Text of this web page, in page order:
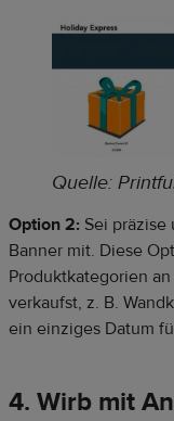
Quelle:
Option 2: Sei
Banner mit. Diese
Produktkategorien
verkaufst, z. B.
ein einziges Datum
4. Wirb mit